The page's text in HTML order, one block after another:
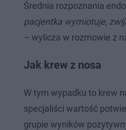
Średnia rozpoznania
pacjentka wymiotuje,
– wylicza w rozmowie z
Jak krew z nosa
W tym wypadku to krew
specjaliści wartość
grupie wyników